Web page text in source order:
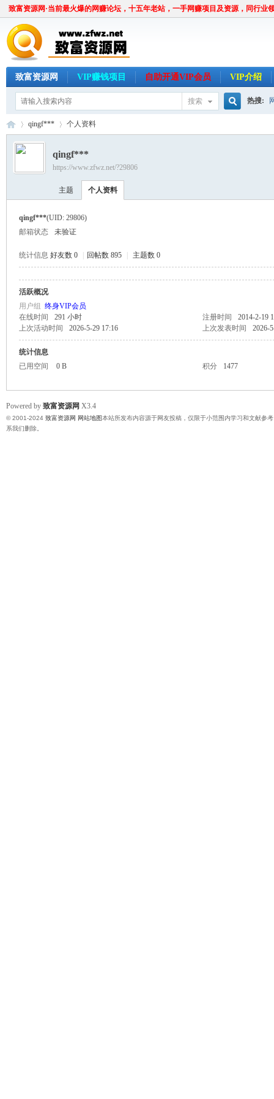
致富资源网·当前最火爆的网赚论坛，十五年老站，一手网赚项目及资源，同行业
致富资源网 VIP赚钱项目 自助开通VIP会员 VIP介绍
搜索 热搜:
资
›
qingf*** 个人资料
qingf***
https://www.zfwz.net/?29806
主题 个人资料
qingf***(UID: 29806)
邮箱状态
未验证
统计信息 好友数 0 回帖数 895 主题数 0
活跃概况
用户组 终身VIP会员
在线时间
291 小时 注册时间
2014-2-19
上次活动时间
2026-5-29 17:16 上次发表时间 2026-
统计信息
已用空间
0 B 积分 1477
Powered by 致富资源网 X3.4
© 2001-2024 致富资源网 网站地图本站所发布内容源于网友投稿，仅限于小范围内学习和文献参
系我们删除。